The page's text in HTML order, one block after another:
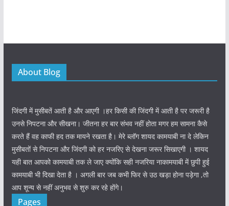
About Blog
जिंदगी में मुसीबतें आती है और आएगी ।हर किसी की जिंदगी में आती है पर जरूरी है
उनसे निपटना और सीखना। जीतना हर बार संभव नहीं होता मगर हम सामना कैसे
करते हैं वह काफी हद तक मायने रखता है। मेरे ब्लॉग शायद कामयाबी ना दे लेकिन
मुसीबतों से निपटना और जिंदगी को हर नजरिए से देखना जरूर सिखाएगी । शायद
यही बात आपको कामयाबी तक ले जाए क्योंकि सही नजरिया नाकामयाबी में छुपी हुई
कामयाबी भी दिखा देता है । अगली बार जब कभी फिर से उठ खड़ा होना पड़ेगा ,तो
आप शून्य से नहीं अनुभव से शुरु कर रहे होंगे।
Pages